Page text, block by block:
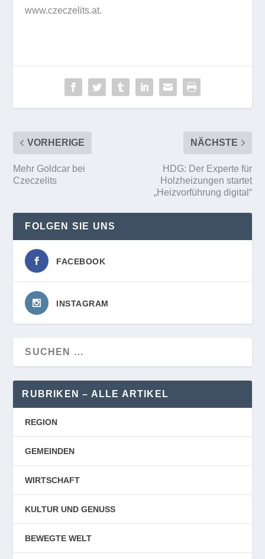
www.czeczelits.at.
VORHERIGE
Mehr Goldcar bei
Czeczelits
NÄCHSTE
HDG: Der Experte für
Holzheizungen startet
„Heizvorführung digital“
FOLGEN SIE UNS
FACEBOOK
INSTAGRAM
RUBRIKEN – ALLE ARTIKEL
REGION
GEMEINDEN
WIRTSCHAFT
KULTUR UND GENUSS
BEWEGTE WELT